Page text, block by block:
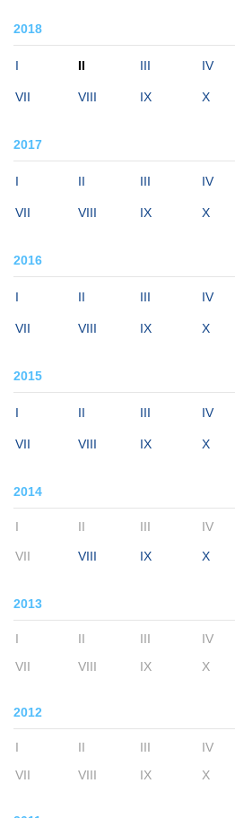
2018
I II III IV
VII VIII IX X
2017
I II III IV
VII VIII IX X
2016
I II III IV
VII VIII IX X
2015
I II III IV
VII VIII IX X
2014
I II III IV
VII VIII IX X
2013
I II III IV
VII
VIII IX X
2012
I II III IV
VII
VIII IX X